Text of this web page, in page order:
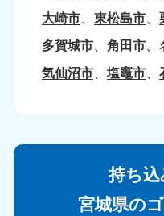
大崎市
東松島市
多賀城市
角田市
気仙沼市
塩竈市
持ち
宮城県の